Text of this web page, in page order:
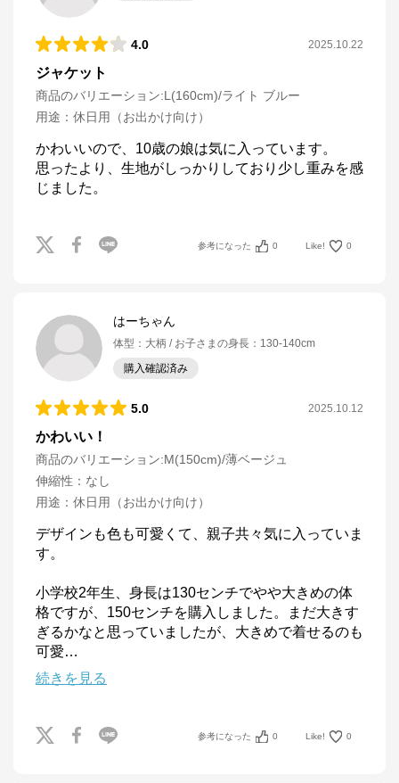
4.0 2025.10.22
ジャケット
商品のバリエーション:L(160cm)/ライト ブルー
用途 ： 休日用（お出かけ向け）
かわいいので、10歳の娘は気に入っています。
思ったより、生地がしっかりしており少し重みを感
じました。
参考になった 0 Like! 0
はーちゃん
体型 ： 大柄 お子さまの身長 ： 130-140cm
購入確認済み
5.0 2025.10.12
かわいい！
商品のバリエーション:M(150cm)/薄ベージュ
伸縮性 ： なし
用途 ： 休日用（お出かけ向け）
デザインも色も可愛くて、親子共々気に入っていま
す。
小学校2年生、身長は130センチでやや大きめの体
格ですが、150センチを購入しました。まだ大きす
ぎるかなと思っていましたが、大きめで着せるのも
可愛…
続きを見る
参考になった 0 Like! 0